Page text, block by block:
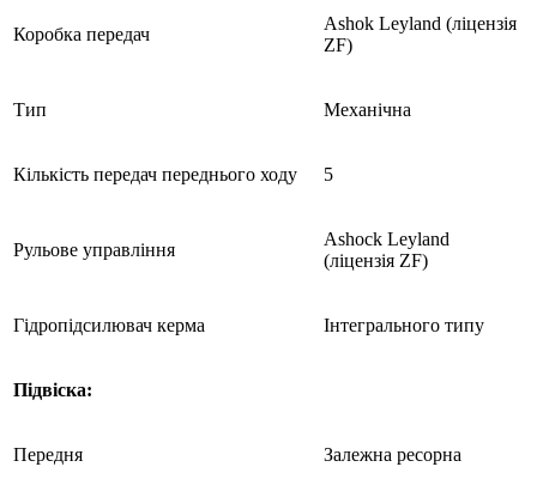
Коробка передач
Ashok Leyland (ліцензія
ZF)
Тип Механічна
Кількість передач переднього ходу 5
Рульове управління
Ashock Leyland
(ліцензія ZF)
Гідропідсилювач керма Інтегрального типу
Підвіска:
Передня Залежна ресорна